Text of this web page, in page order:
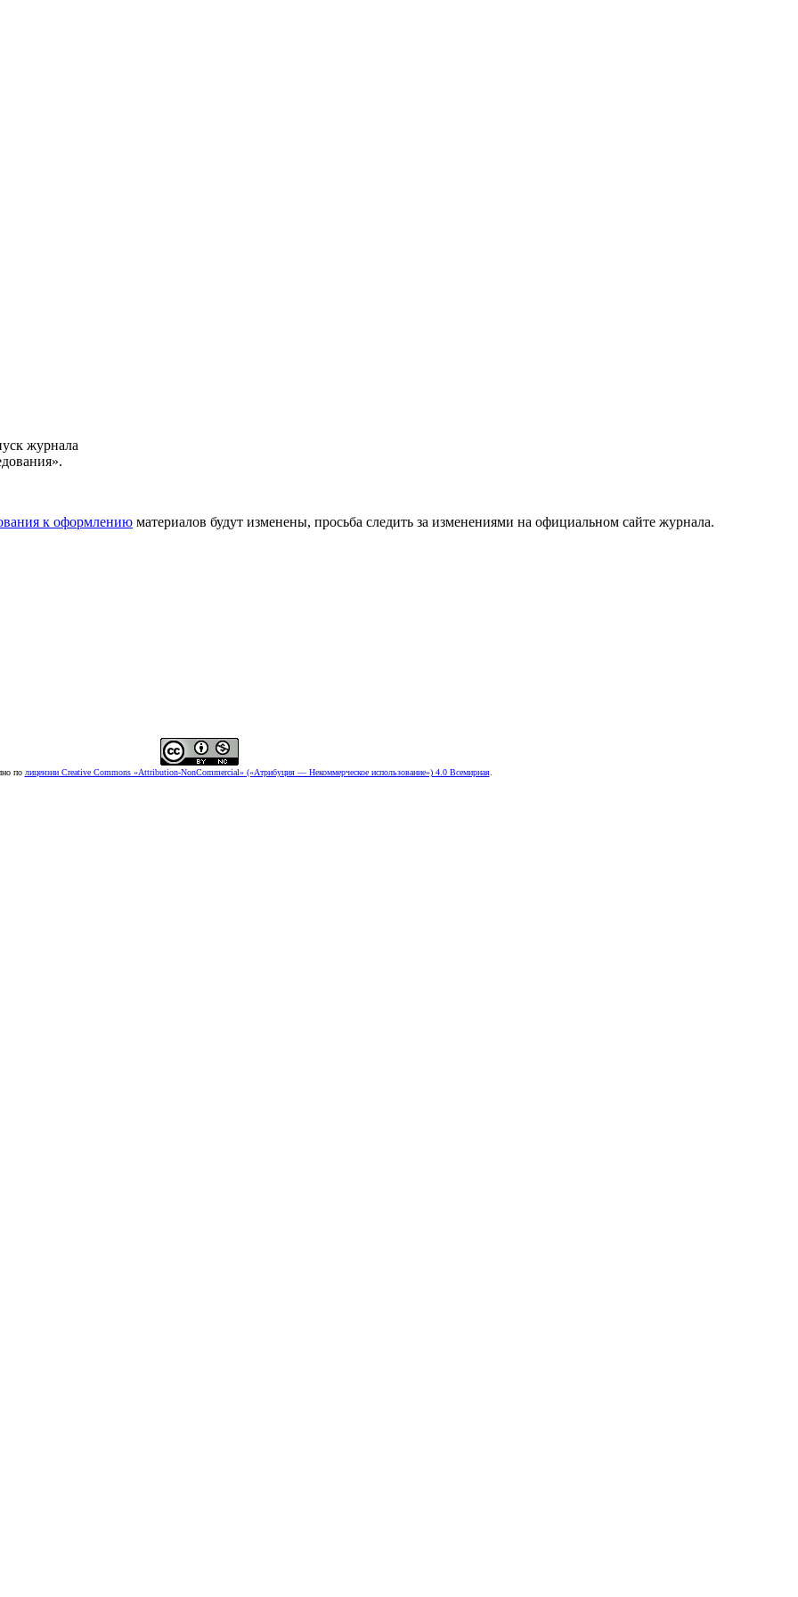
журнала
к оформлению материалов будут изменены, просьба следить за изменениями на официальном сайте журнала.
по лицензии Creative Commons «Attribution-NonCommercial» («Атрибуция — Некоммерческое использование») 4.0 Всемирная.